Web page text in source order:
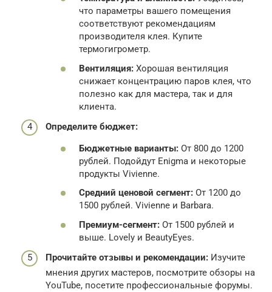
что параметры вашего помещения
соответствуют рекомендациям
производителя клея. Купите
термогигрометр.
Вентиляция: Хорошая вентиляция
снижает концентрацию паров клея, что
полезно как для мастера, так и для
клиента.
Определите бюджет:
Бюджетные варианты: От 800 до 1200
рублей. Подойдут Enigma и некоторые
продукты Vivienne.
Средний ценовой сегмент: От 1200 до
1500 рублей. Vivienne и Barbara.
Премиум-сегмент: От 1500 рублей и
выше. Lovely и BeautyEyes.
Прочитайте отзывы и рекомендации: Изучите
мнения других мастеров, посмотрите обзоры на
YouTube, посетите профессиональные форумы.